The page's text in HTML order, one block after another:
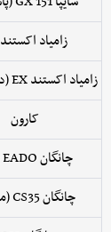
زامیاد اکستند EX
زامیاد اکستند EX (دوگانه‌سوز)
کارون
چانگان EADO برقی
چانگان CS35 (مونتاژ)